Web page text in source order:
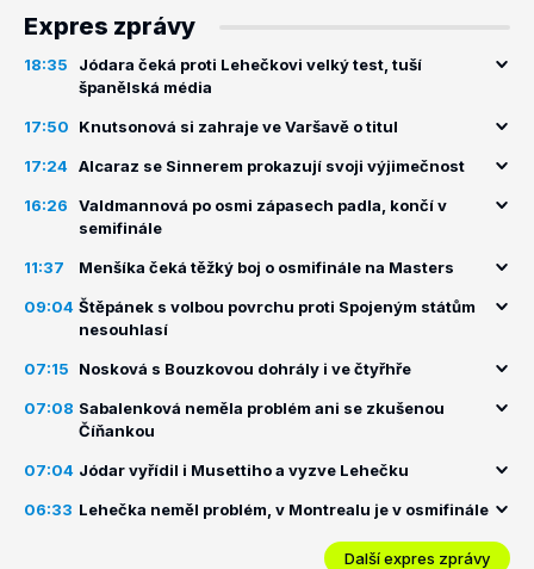
Expres zprávy
18:35
Jódara čeká proti Lehečkovi velký test, tuší
španělská média
17:50 Knutsonová si zahraje ve Varšavě o titul
17:24 Alcaraz se Sinnerem prokazují svoji výjimečnost
16:26
Valdmannová po osmi zápasech padla, končí v
semifinále
11:37 Menšíka čeká těžký boj o osmifinále na Masters
09:04 Štěpánek s volbou povrchu proti Spojeným státům
nesouhlasí
07:15 Nosková s Bouzkovou dohrály i ve čtyřhře
07:08 Sabalenková neměla problém ani se zkušenou
Číňankou
07:04 Jódar vyřídil i Musettiho a vyzve Lehečku
06:33 Lehečka neměl problém, v Montrealu je v osmifinále
Další expres zprávy